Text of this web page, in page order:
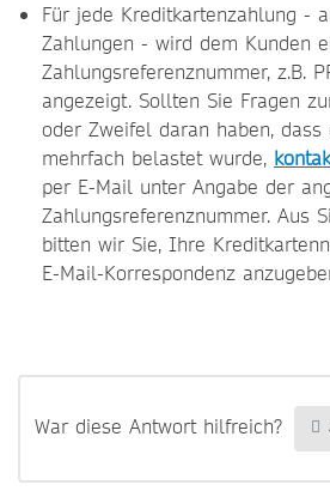
Für jede Kreditkartenzahlung -
Zahlungen - wird dem Kunden
Zahlungsreferenznummer, z.B.
angezeigt. Sollten Sie Fragen
oder Zweifel daran haben, dass
mehrfach belastet wurde,
per E-Mail unter Angabe der
Zahlungsreferenznummer. Aus
bitten wir Sie, Ihre
E-Mail-Korrespondenz
War diese Antwort hilfreich?